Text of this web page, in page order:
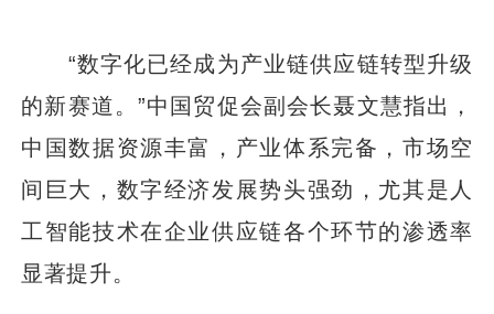
“数字化已经成为产业链供应链转型升级
的新赛道。”中国贸促会副会长聂文慧指出，
中国数据资源丰富，产业体系完备，市场空
间巨大，数字经济发展势头强劲，尤其是人
工智能技术在企业供应链各个环节的渗透率
显著提升。